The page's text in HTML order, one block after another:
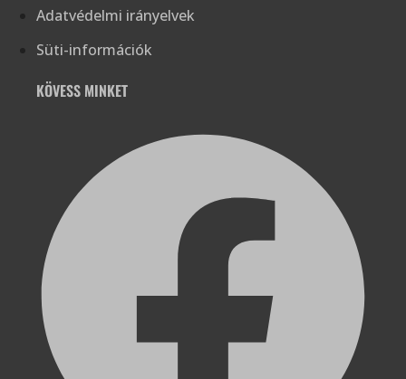
Adatvédelmi irányelvek
Süti-információk
KÖVESS MINKET